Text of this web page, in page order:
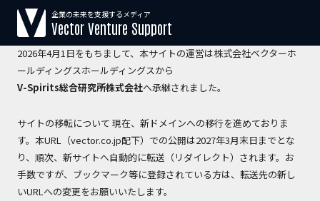
【運営会社変更のお知らせ】
2026年4月1日をもちまして、本サイトの運営は株式会社ベクターホ
ールディングスホールディングスから
V-Spirits総合研究所株式会社へ承継されました。
サイトの移転について 現在、新ドメインへの移行を進めておりま
す。本URL（vector.co.jp配下）での公開は2027年3月末日までとな
り、順次、新サイトへ自動的に転送（リダイレクト）されます。お
手数ですが、ブックマーク等に登録されている方は、転送先の新し
いURLへの変更をお願いいたします。
企業の未来を支援するメディア
Vector Venture Support